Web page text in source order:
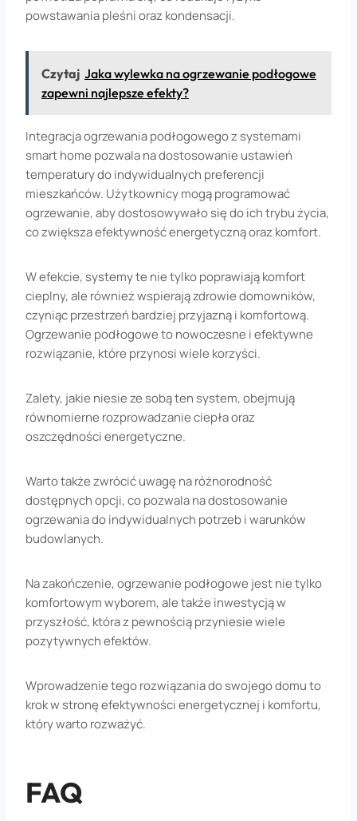
powstawania pleśni oraz kondensacji.
Czytaj Jaka wylewka na ogrzewanie podłogowe
zapewni najlepsze efekty?
Integracja ogrzewania podłogowego z systemami
smart home pozwala na dostosowanie ustawień
temperatury do indywidualnych preferencji
mieszkańców. Użytkownicy mogą programować
ogrzewanie, aby dostosowywało się do ich trybu życia,
co zwiększa efektywność energetyczną oraz komfort.
W efekcie, systemy te nie tylko poprawiają komfort
cieplny, ale również wspierają zdrowie domowników,
czyniąc przestrzeń bardziej przyjazną i komfortową.
Ogrzewanie podłogowe to nowoczesne i efektywne
rozwiązanie, które przynosi wiele korzyści.
Zalety, jakie niesie ze sobą ten system, obejmują
równomierne rozprowadzanie ciepła oraz
oszczędności energetyczne.
Warto także zwrócić uwagę na różnorodność
dostępnych opcji, co pozwala na dostosowanie
ogrzewania do indywidualnych potrzeb i warunków
budowlanych.
Na zakończenie, ogrzewanie podłogowe jest nie tylko
komfortowym wyborem, ale także inwestycją w
przyszłość, która z pewnością przyniesie wiele
pozytywnych efektów.
Wprowadzenie tego rozwiązania do swojego domu to
krok w stronę efektywności energetycznej i komfortu,
który warto rozważyć.
FAQ